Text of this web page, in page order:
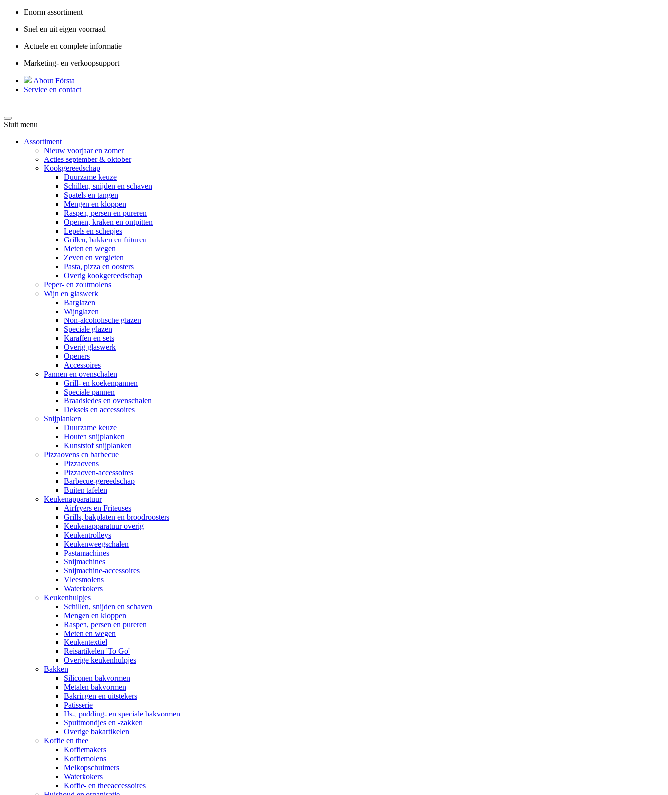
Enorm assortiment
Snel en uit eigen voorraad
Actuele en complete informatie
Marketing- en verkoopsupport
About Första
Service en contact
Sluit menu
Assortiment
Nieuw voorjaar en zomer
Acties september & oktober
Kookgereedschap
Duurzame keuze
Schillen, snijden en schaven
Spatels en tangen
Mengen en kloppen
Raspen, persen en pureren
Openen, kraken en ontpitten
Lepels en schepjes
Grillen, bakken en frituren
Meten en wegen
Zeven en vergieten
Pasta, pizza en oosters
Overig kookgereedschap
Peper- en zoutmolens
Wijn en glaswerk
Barglazen
Wijnglazen
Non-alcoholische glazen
Speciale glazen
Karaffen en sets
Overig glaswerk
Openers
Accessoires
Pannen en ovenschalen
Grill- en koekenpannen
Speciale pannen
Braadsledes en ovenschalen
Deksels en accessoires
Snijplanken
Duurzame keuze
Houten snijplanken
Kunststof snijplanken
Pizzaovens en barbecue
Pizzaovens
Pizzaoven-accessoires
Barbecue-gereedschap
Buiten tafelen
Keukenapparatuur
Airfryers en Friteuses
Grills, bakplaten en broodroosters
Keukenapparatuur overig
Keukentrolleys
Keukenweegschalen
Pastamachines
Snijmachines
Snijmachine-accessoires
Vleesmolens
Waterkokers
Keukenhulpjes
Schillen, snijden en schaven
Mengen en kloppen
Raspen, persen en pureren
Meten en wegen
Keukentextiel
Reisartikelen 'To Go'
Overige keukenhulpjes
Bakken
Siliconen bakvormen
Metalen bakvormen
Bakringen en uitstekers
Patisserie
IJs-, pudding- en speciale bakvormen
Spuitmondjes en -zakken
Overige bakartikelen
Koffie en thee
Koffiemakers
Koffiemolens
Melkopschuimers
Waterkokers
Koffie- en theeaccessoires